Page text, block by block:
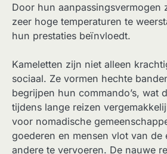
Door hun aanpassingsvermogen
zeer hoge temperaturen te
hun prestaties beïnvloedt.
Kameletten zijn niet alleen
sociaal. Ze vormen hechte
begrijpen hun commando’s, wat
tijdens lange reizen
voor nomadische
goederen en mensen vlot van de
andere te vervoeren. De nauwe